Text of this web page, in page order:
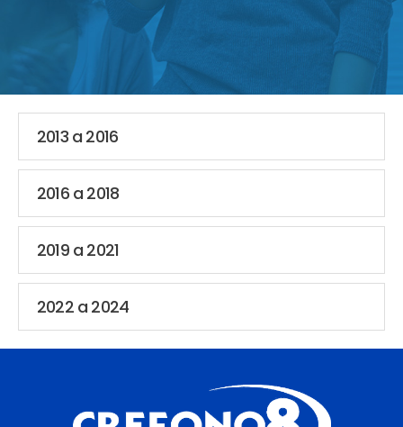
2013 a 2016
2016 a 2018
2019 a 2021
2022 a 2024